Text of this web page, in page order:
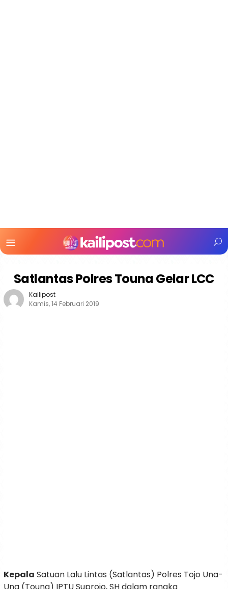
Mobile
Satlantas Polres Touna Gelar LCC
Kailipost
Kamis, 14 Februari 2019
Kepala Satuan Lalu Lintas (Satlantas) Polres Tojo Una-